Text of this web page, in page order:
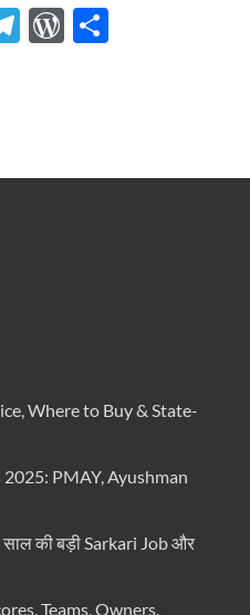
Telegram
WordPress
Where to Buy & State-
PMAY, Ayushman
की बड़ी Sarkari Job और
Teams, Owners,